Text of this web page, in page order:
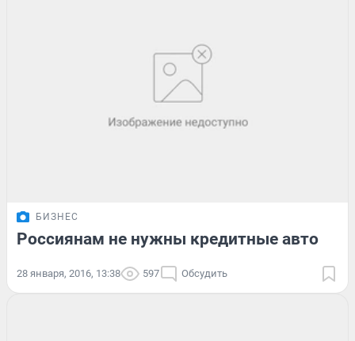
БИЗНЕС
Россиянам не нужны кредитные авто
28 января, 2016, 13:38 597 Обсудить